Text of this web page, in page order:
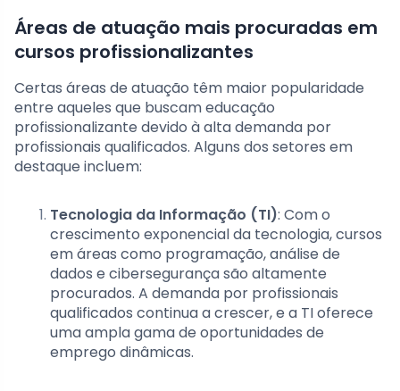
Áreas de atuação mais procuradas em
cursos profissionalizantes
Certas áreas de atuação têm maior popularidade
entre aqueles que buscam educação
profissionalizante devido à alta demanda por
profissionais qualificados. Alguns dos setores em
destaque incluem:
Tecnologia da Informação (TI): Com o
crescimento exponencial da tecnologia, cursos
em áreas como programação, análise de
dados e cibersegurança são altamente
procurados. A demanda por profissionais
qualificados continua a crescer, e a TI oferece
uma ampla gama de oportunidades de
emprego dinâmicas.